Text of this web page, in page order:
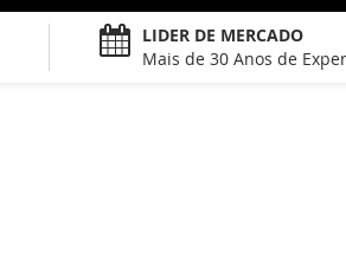
LIDER DE MERCADO
Mais de 30 Anos de